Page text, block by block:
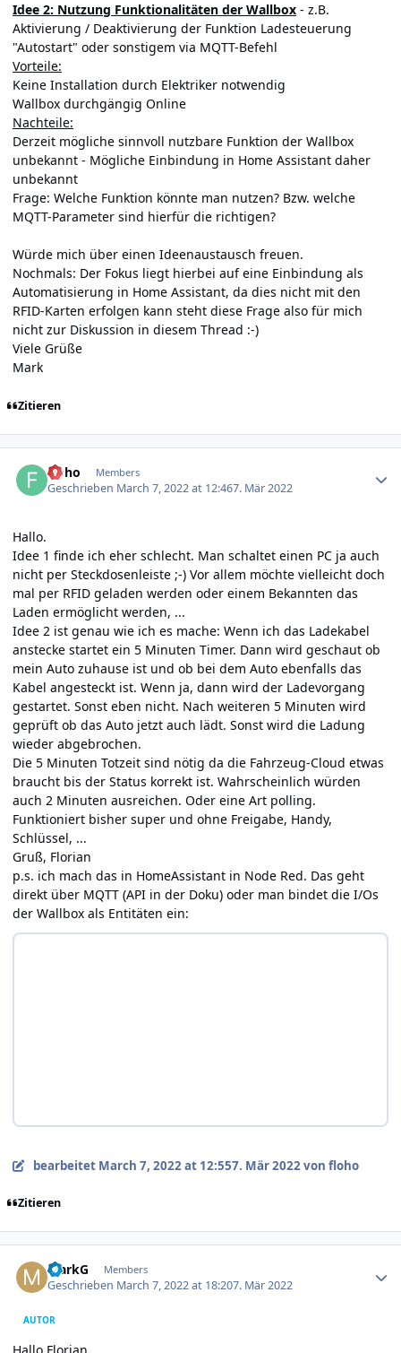
Idee 2: Nutzung Funktionalitäten der Wallbox - z.B.
Aktivierung / Deaktivierung der Funktion Ladesteuerung
"Autostart" oder sonstigem via MQTT-Befehl
Vorteile:
Keine Installation durch Elektriker notwendig
Wallbox durchgängig Online
Nachteile:
Derzeit mögliche sinnvoll nutzbare Funktion der Wallbox
unbekannt - Mögliche Einbindung in Home Assistant daher
unbekannt
Frage: Welche Funktion könnte man nutzen? Bzw. welche
MQTT-Parameter sind hierfür die richtigen?
Würde mich über einen Ideenaustausch freuen.
Nochmals: Der Fokus liegt hierbei auf eine Einbindung als
Automatisierung in Home Assistant, da dies nicht mit den
RFID-Karten erfolgen kann steht diese Frage also für mich
nicht zur Diskussion in diesem Thread :-)
Viele Grüße
Mark
Zitieren
floho Members
Geschrieben March 7, 2022 at 12:467. Mär 2022
Hallo.
Idee 1 finde ich eher schlecht. Man schaltet einen PC ja auch
nicht per Steckdosenleiste ;-) Vor allem möchte vielleicht doch
mal per RFID geladen werden oder einem Bekannten das
Laden ermöglicht werden, ...
Idee 2 ist genau wie ich es mache: Wenn ich das Ladekabel
anstecke startet ein 5 Minuten Timer. Dann wird geschaut ob
mein Auto zuhause ist und ob bei dem Auto ebenfalls das
Kabel angesteckt ist. Wenn ja, dann wird der Ladevorgang
gestartet. Sonst eben nicht. Nach weiteren 5 Minuten wird
geprüft ob das Auto jetzt auch lädt. Sonst wird die Ladung
wieder abgebrochen.
Die 5 Minuten Totzeit sind nötig da die Fahrzeug-Cloud etwas
braucht bis der Status korrekt ist. Wahrscheinlich würden
auch 2 Minuten ausreichen. Oder eine Art polling.
Funktioniert bisher super und ohne Freigabe, Handy,
Schlüssel, ...
Gruß, Florian
p.s. ich mach das in HomeAssistant in Node Red. Das geht
direkt über MQTT (API in der Doku) oder man bindet die I/Os
der Wallbox als Entitäten ein:
bearbeitet March 7, 2022 at 12:557. Mär 2022 von floho
Zitieren
MarkG Members
Geschrieben March 7, 2022 at 18:207. Mär 2022
AUTOR